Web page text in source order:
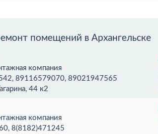
помещений в Архангельске
компания
89116579070, 89021947565
44 к2
компания
8(8182)471245